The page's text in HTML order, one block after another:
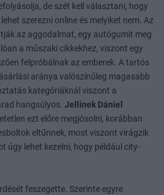
de szét kell választani, hogy
szerezni online és melyiket nem. Az
az aggodalmat, egy autógumit meg
a műszaki cikkekhez, viszont egy
felpróbálnak az emberek. A tartós
aránya valószínűleg magasabb
kategóriáknál viszont a
hangsúlyos. Jellinek Dániel
ezt előre megjósolni, korábban
eltűnnek, most viszont virágzik
úgy lehet kezelni, hogy például city-
feszegette. Szerinte egyre